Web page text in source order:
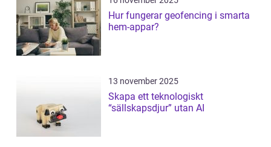
Hur fungerar geofencing i smarta
hem-appar?
13 november 2025
Skapa ett teknologiskt
“sällskapsdjur” utan AI